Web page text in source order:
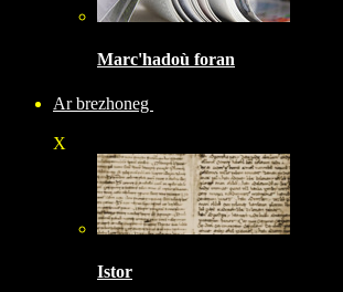
Marc'hadoù foran
Ar brezhoneg
X
Istor